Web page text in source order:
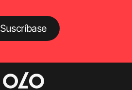
Suscríbase